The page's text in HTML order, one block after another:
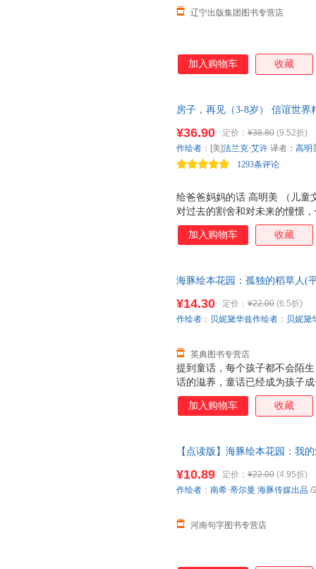
辽宁出版集团图书专营店
加入购物车 收藏
房子，再见（3-8岁） 信谊世界
给爸爸妈妈的话 高明美 （儿童
对过去的割舍和对未来的憧憬
呢？荡漾在空气中的那一股不
他心底的，更多的是茫然和对
经典图画书《月亮，生日快乐
的），一个则是和孩子们一起
他常能精准地觉察到孩子们内
¥36.90 定价： ¥38.80 (9.52折)
1293条评论
作绘者 ：[美]法兰克·艾许 译者： 高明
加入购物车 收藏
海豚绘本花园：孤独的稻草人(
提到童话，每个孩子都不会陌
话的滋养，童话已经成为孩子
大家耳熟能详的经典童话外，
事适不适合孩子来阅读呢？ 首
来编写适合于儿童欣赏的故事
子，是否符合儿童的行为和心
站在大人的角度，反映大人所
¥14.30 定价： ¥22.00 (6.5折)
英典图书专营店
作绘者 ： 贝妮黛华兹作绘者 ： 贝妮黛
加入购物车 收藏
【点读版】海豚绘本花园：我
¥10.89 定价： ¥22.00 (4.95折)
河南句字图书专营店
作绘者 ： 南希·蒂尔曼 海豚传媒出品 /